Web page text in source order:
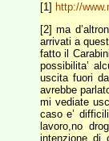
[1] http://
[2] ma
arrivati a
fatto il
possibilita’
uscita fuori
avrebbe
mi vediate
caso e’
lavoro,no
intenzione di